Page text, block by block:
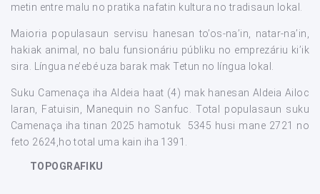
metin entre malu no pratika nafatin kultura no tradisaun lokal.
Maioria populasaun servisu hanesan to’os-na’in, natar-na’in,
hakiak animal, no balu funsionáriu públiku no emprezáriu ki’ik
sira. Língua ne’ebé uza barak mak Tetun no língua lokal.
Suku Camenaça iha Aldeia haat (4) mak hanesan Aldeia Ailoc
laran, Fatuisin, Manequin no Sanfuc. Total populasaun suku
Camenaça iha tinan 2025 hamotuk 5345 husi mane 2721 no
feto 2624,ho total uma kain iha 1391.
TOPOGRAFIKU